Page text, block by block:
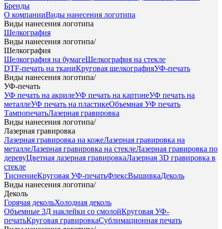
Бренды
О компанииВиды нанесения логотипа
Виды нанесения логотипа
Шелкография
Виды нанесения логотипа/
Шелкография
Шелкография на бумагеШелкография на стекле
DTF-печать на тканиКруговая шелкографияУФ-печать
Виды нанесения логотипа/
УФ-печать
УФ печать на акрилеУФ печать на картонеУФ печать на
металлеУФ печать на пластикеОбъемная УФ печать
ТампопечатьЛазерная гравировка
Виды нанесения логотипа/
Лазерная гравировка
Лазерная гравировка на кожеЛазерная гравировка на
металлеЛазерная гравировка на стеклеЛазерная гравировка по
деревуЦветная лазерная гравировкаЛазерная 3D гравировка в
стекле
ТиснениеКруговая УФ-печатьФлексВышивкаДеколь
Виды нанесения логотипа/
Деколь
Горячая декольХолодная деколь
Объемные 3Д наклейки со смолойКруговая УФ-
печатьКруговая гравировкаСублимационная печать